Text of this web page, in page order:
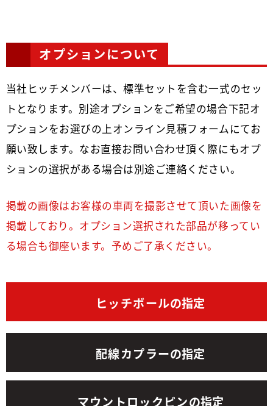
オプションについて
当社ヒッチメンバーは、標準セットを含む一式のセッ
トとなります。別途オプションをご希望の場合下記オ
プションをお選びの上オンライン見積フォームにてお
願い致します。なお直接お問い合わせ頂く際にもオプ
ションの選択がある場合は別途ご連絡ください。
掲載の画像はお客様の車両を撮影させて頂いた画像を
掲載しており。オプション選択された部品が移ってい
る場合も御座います。予めご了承ください。
ヒッチボールの指定
配線カプラーの指定
マウントロックピンの指定